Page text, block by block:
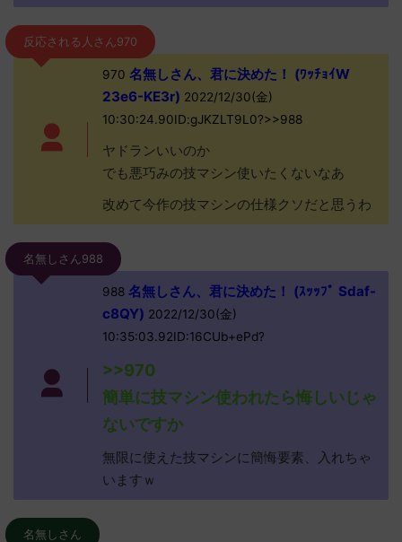
反応される人さん970
970 名無しさん、君に決めた！ (ﾜｯﾁｮｲW
23e6-KE3r) 2022/12/30(金)
10:30:24.90ID:gJKZLT9L0?>>988
ヤドランいいのか
でも悪巧みの技マシン使いたくないなあ
改めて今作の技マシンの仕様クソだと思うわ
名無しさん988
988名無しさん、君に決めた！ (ｽｯｯﾌﾟ Sdaf-
c8QY) 2022/12/30(金)
10:35:03.92ID:16CUb+ePd?
>>970
簡単に技マシン使われたら悔しいじゃ
ないですか
無限に使えた技マシンに簡悔要素、入れちゃ
いますｗ
名無しさん